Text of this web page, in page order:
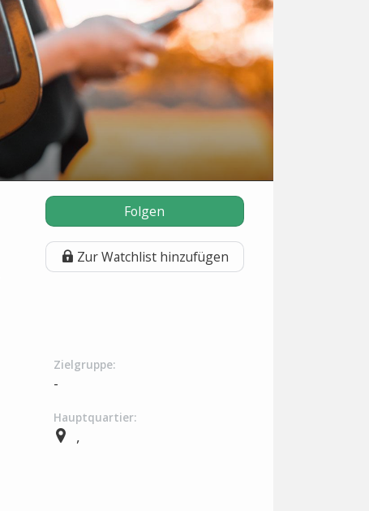
Folgen
Zur Watchlist hinzufügen
Zielgruppe:
-
Hauptquartier:
,